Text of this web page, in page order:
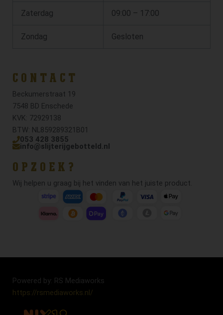
Zaterdag 09:00 – 17:00
Zondag Gesloten
CONTACT
Beckumerstraat 19
7548 BD Enschede
KVK: 72929138
BTW: NL859289321B01
053 428 3855
info@slijterijgebotteld.nl
OPZOEK?
Wij helpen u graag bij het vinden van het juiste product.
Powered by: RS Mediaworks
https://rsmediaworks.nl/